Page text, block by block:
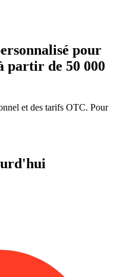
pour
partir de 50 000
et des tarifs OTC. Pour